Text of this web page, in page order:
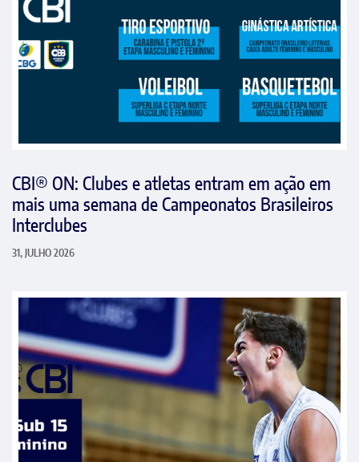
CBI® ON: Clubes e atletas entram em ação em
mais uma semana de Campeonatos Brasileiros
Interclubes
31, JULHO 2026